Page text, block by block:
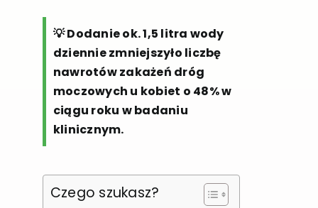
💡 Dodanie ok. 1,5 litra wody
dziennie zmniejszyło liczbę
nawrotów zakażeń dróg
moczowych u kobiet o 48% w
ciągu roku w badaniu
klinicznym.
Czego szukasz?